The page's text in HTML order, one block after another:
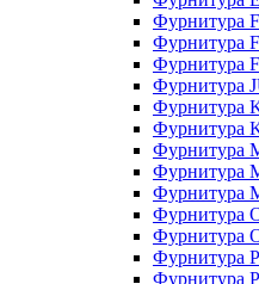
Фурнитура
Фурнитура
Фурнитура
Фурнитура
Фурнитура
Фурнитура
Фурнитура
Фурнитура
Фурнитура
Фурнитура
Фурнитура
Фурнитура
Фурнитура